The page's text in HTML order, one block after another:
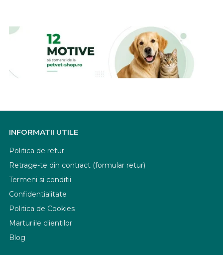
INFORMATII UTILE
Politica de retur
Retrage-te din contract (formular retur)
Termeni si conditii
Confidentialitate
Politica de Cookies
Marturiile clientilor
Blog